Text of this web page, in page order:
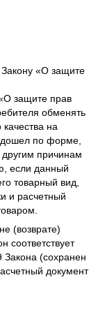
Закону «О защите
защите прав
обменять
на
по форме,
причинам
если данный
товарный вид,
и расчетный
(возврате)
соответствует
(сохранен
документ